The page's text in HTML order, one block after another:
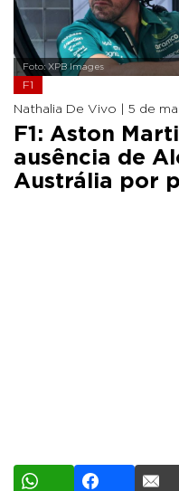
Foto: XPB Images
F1
Nathalia De Vivo | 5 de
F1: Aston
ausência de
Austrália por